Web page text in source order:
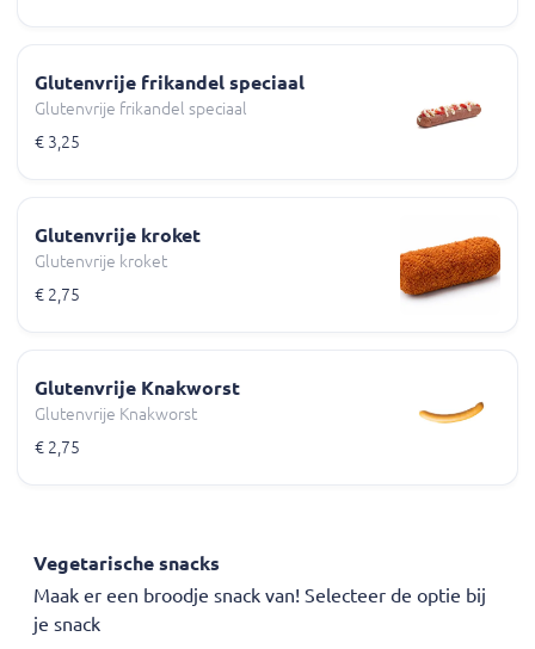
Glutenvrije frikandel speciaal
Glutenvrije frikandel speciaal
€ 3,25
Glutenvrije kroket
Glutenvrije kroket
€ 2,75
Glutenvrije Knakworst
Glutenvrije Knakworst
€ 2,75
Vegetarische snacks
Maak er een broodje snack van! Selecteer de optie bij
je snack